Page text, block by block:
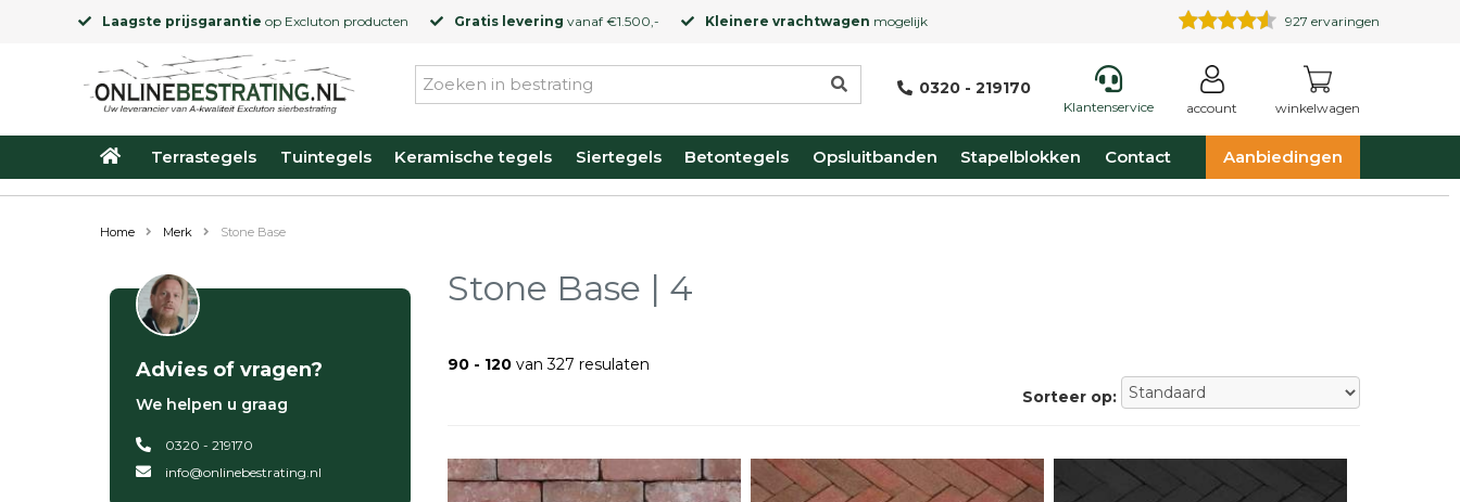
Laagste prijsgarantie op Excluton producten Gratis levering vanaf €1.500,- Kleinere vrachtwagen mogelijk 927 ervaringen
0320 - 219170
Klantenservice account winkelwagen
Terrastegels Tuintegels Keramische tegels Siertegels Betontegels Opsluitbanden Stapelblokken Contact Aanbiedingen
Home Merk Stone Base
Advies of vragen?
We helpen u graag
0320 - 219170
info@onlinebestrating.nl
Stone Base | 4
90 - 120van 327 resulaten
Sorteer op: